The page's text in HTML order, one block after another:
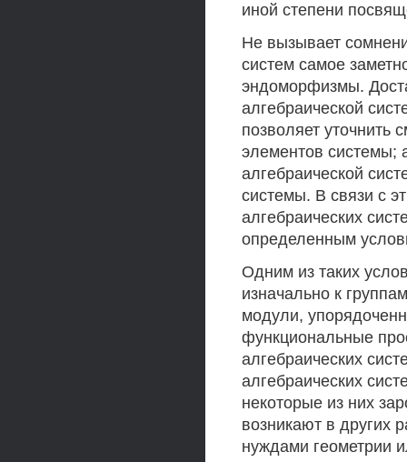
иной степени
Не вызывает
систем самое
эндоморфизмы.
алгебраической
позволяет уточнить
элементов системы;
алгебраической
системы. В связи с
алгебраических
определенным
Одним из таких
изначально к
модули,
функциональные
алгебраических
алгебраических
некоторые из них
возникают в других
нуждами геометрии